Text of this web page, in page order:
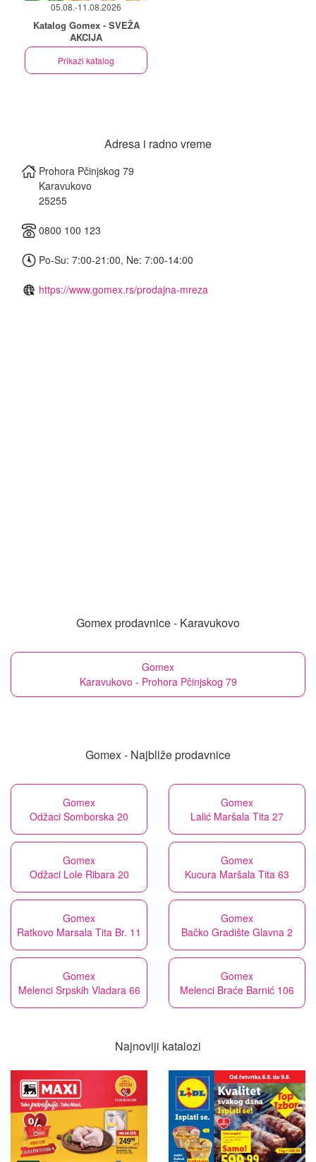
05.08.-11.08.2026
Katalog Gomex - SVEŽA
AKCIJA
Prikaži katalog
Adresa i radno vreme
Prohora Pčinjskog 79
Karavukovo
25255
0800 100 123
Po-Su: 7:00-21:00, Ne: 7:00-14:00
https://www.gomex.rs/prodajna-mreza
Gomex prodavnice - Karavukovo
Gomex
Karavukovo - Prohora Pčinjskog 79
Gomex - Najbliže prodavnice
Gomex
Odžaci Somborska 20
Gomex
Lalić Maršala Tita 27
Gomex
Odžaci Lole Ribara 20
Gomex
Kucura Maršala Tita 63
Gomex
Ratkovo Marsala Tita Br. 11
Gomex
Bačko Gradište Glavna 2
Gomex
Melenci Srpskih Vladara 66
Gomex
Melenci Braće Barnić 106
Najnoviji katalozi